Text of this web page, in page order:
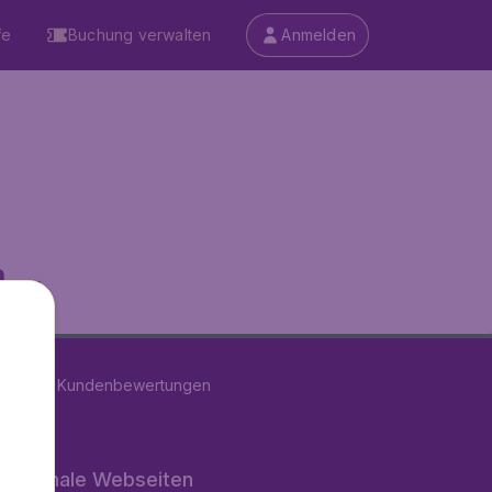
Buchung verwalten Anmelden
...
Kundenbewertungen
Webseiten